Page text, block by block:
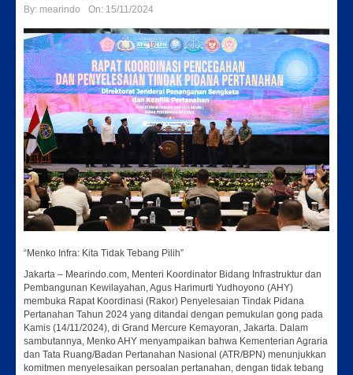
By: mearindo On: 15/11/2024
“Menko Infra: Kita Tidak Tebang Pilih”
Jakarta – Mearindo.com, Menteri Koordinator Bidang Infrastruktur dan
Pembangunan Kewilayahan, Agus Harimurti Yudhoyono (AHY)
membuka Rapat Koordinasi (Rakor) Penyelesaian Tindak Pidana
Pertanahan Tahun 2024 yang ditandai dengan pemukulan gong pada
Kamis (14/11/2024), di Grand Mercure Kemayoran, Jakarta. Dalam
sambutannya, Menko AHY menyampaikan bahwa Kementerian Agraria
dan Tata Ruang/Badan Pertanahan Nasional (ATR/BPN) menunjukkan
komitmen menyelesaikan persoalan pertanahan, dengan tidak tebang